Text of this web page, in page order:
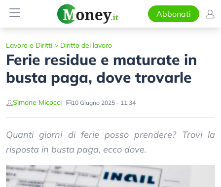
Abbonati
Lavoro e Diritti > Diritto del lavoro
Ferie residue e maturate in
busta paga, dove trovarle
Simone Micocci 10 Giugno 2025 - 11:34
Quanti giorni di ferie posso prendere? Trovi la
risposta in busta paga, ecco dove.